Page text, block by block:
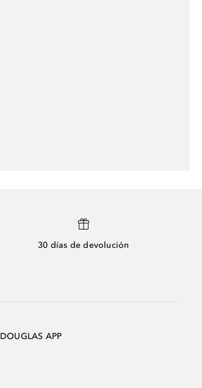
30 días de devolución
DOUGLAS APP